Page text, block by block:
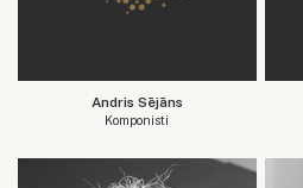
Andris Sējāns
Komponisti